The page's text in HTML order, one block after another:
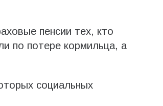
пенсии тех, кто
по потере кормильца, а
социальных